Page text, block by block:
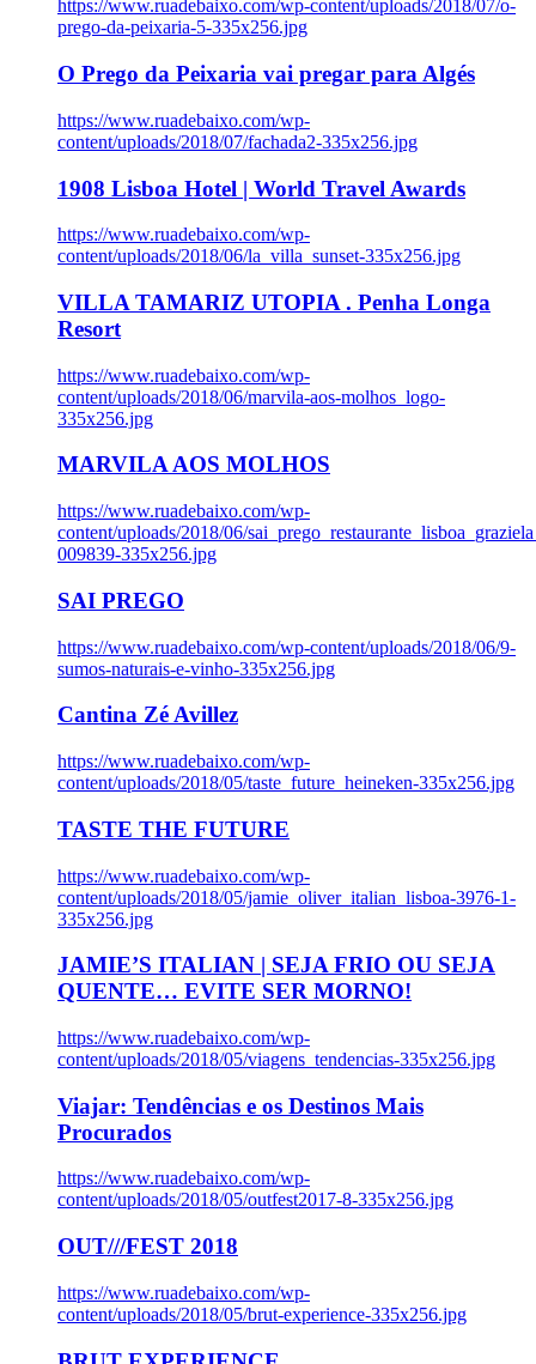
https://www.ruadebaixo.com/wp-content/uploads/2018/07/o-
prego-da-peixaria-5-335x256.jpg
O Prego da Peixaria vai pregar para Algés
https://www.ruadebaixo.com/wp-
content/uploads/2018/07/fachada2-335x256.jpg
1908 Lisboa Hotel | World Travel Awards
https://www.ruadebaixo.com/wp-
content/uploads/2018/06/la_villa_sunset-335x256.jpg
VILLA TAMARIZ UTOPIA . Penha Longa
Resort
https://www.ruadebaixo.com/wp-
content/uploads/2018/06/marvila-aos-molhos_logo-
335x256.jpg
MARVILA AOS MOLHOS
https://www.ruadebaixo.com/wp-
content/uploads/2018/06/
009839-335x256.jpg
SAI PREGO
https://www.ruadebaixo.com/wp-content/uploads/2018/06/9-
sumos-naturais-e-vinho-335x256.jpg
Cantina Zé Avillez
https://www.ruadebaixo.com/wp-
content/uploads/2018/05/taste_future_heineken-335x256.jpg
TASTE THE FUTURE
https://www.ruadebaixo.com/wp-
content/uploads/2018/05/jamie_oliver_italian_lisboa-3976-1-
335x256.jpg
JAMIE’S ITALIAN | SEJA FRIO OU SEJA
QUENTE… EVITE SER MORNO!
https://www.ruadebaixo.com/wp-
content/uploads/2018/05/viagens_tendencias-335x256.jpg
Viajar: Tendências e os Destinos Mais
Procurados
https://www.ruadebaixo.com/wp-
content/uploads/2018/05/outfest2017-8-335x256.jpg
OUT///FEST 2018
https://www.ruadebaixo.com/wp-
content/uploads/2018/05/brut-experience-335x256.jpg